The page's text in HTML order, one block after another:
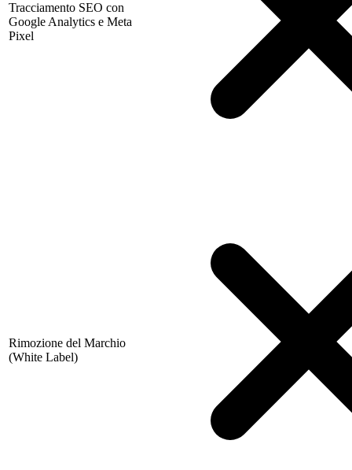
Tracciamento SEO con
Google Analytics e Meta
Pixel
Rimozione del Marchio
(White Label)